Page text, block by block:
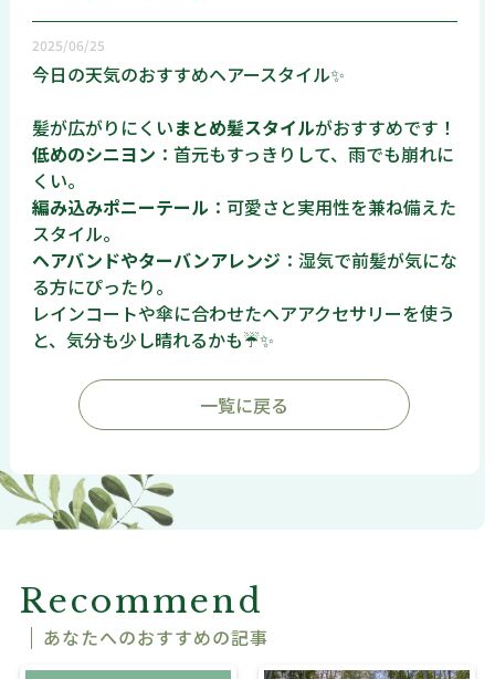
2025/06/25
今日の天気のおすすめヘアースタイル✨
髪が広がりにくいまとめ髪スタイルがおすすめです！
低めのシニヨン ：首元もすっきりして、雨でも崩れに
くい。
編み込みポニーテール：可愛さと実用性を兼ね備えた
スタイル。
ヘアバンドやターバンアレンジ：湿気で前髪が気にな
る方にぴったり。
レインコートや傘に合わせたヘアアクセサリーを使う
と、気分も少し晴れるかも☔✨
一覧に戻る
Recommend
あなたへのおすすめの記事